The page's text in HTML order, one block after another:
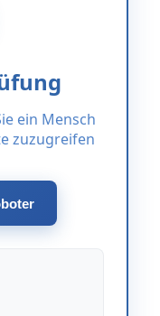
ein Mensch
zuzugreifen